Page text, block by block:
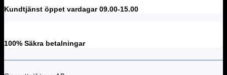
Kundtjänst öppet vardagar 09.00-15.00
100% Säkra betalningar